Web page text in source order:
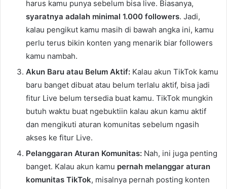
harus kamu punya sebelum bisa live. Biasanya,
syaratnya adalah minimal 1.000 followers. Jadi,
kalau pengikut kamu masih di bawah angka ini, kamu
perlu terus bikin konten yang menarik biar followers
kamu nambah.
Akun Baru atau Belum Aktif: Kalau akun TikTok kamu
baru banget dibuat atau belum terlalu aktif, bisa jadi
fitur Live belum tersedia buat kamu. TikTok mungkin
butuh waktu buat ngebuktiin kalau akun kamu aktif
dan mengikuti aturan komunitas sebelum ngasih
akses ke fitur Live.
Pelanggaran Aturan Komunitas: Nah, ini juga penting
banget. Kalau akun kamu pernah melanggar aturan
komunitas TikTok, misalnya pernah posting konten